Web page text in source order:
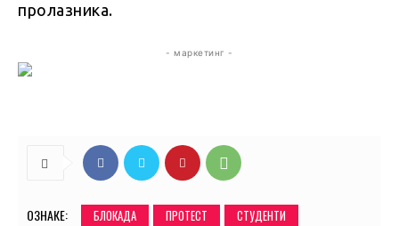
пролазника.
- маркетинг -
ОЗНАКЕ: БЛОКАДА ПРОТЕСТ СТУДЕНТИ